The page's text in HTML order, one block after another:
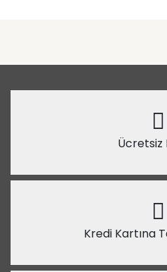
Ücretsiz
Kredi Kartına